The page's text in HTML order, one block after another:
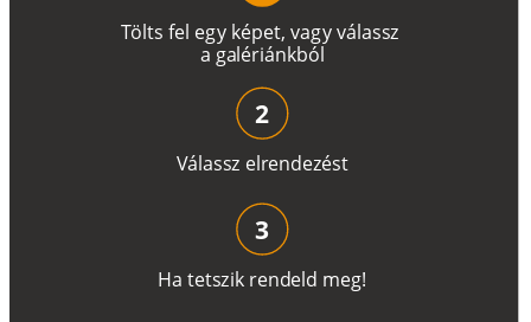
Tölts fel egy képet, vagyválassz
a galériánkból
Válassz elrendezést
2
Ha tetszik rendeld meg!
3